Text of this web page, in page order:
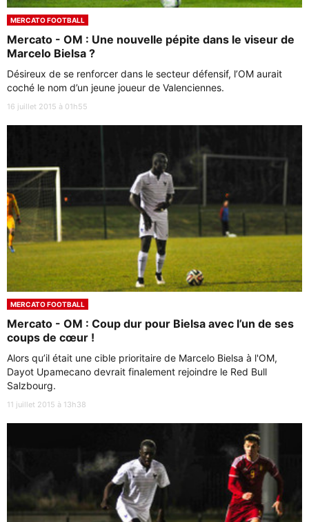
MERCATO FOOTBALL
Mercato - OM : Une nouvelle pépite dans le viseur de
Marcelo Bielsa ?
Désireux de se renforcer dans le secteur défensif, l’OM aurait
coché le nom d’un jeune joueur de Valenciennes.
16 juillet 2015 à 01h55
MERCATO FOOTBALL
Mercato - OM : Coup dur pour Bielsa avec l’un de ses
coups de cœur !
Alors qu’il était une cible prioritaire de Marcelo Bielsa à l'OM,
Dayot Upamecano devrait finalement rejoindre le Red Bull
Salzbourg.
11 juillet 2015 à 13h38